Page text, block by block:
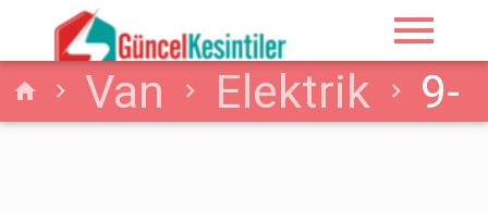
menu
home Van Elektrik
9-